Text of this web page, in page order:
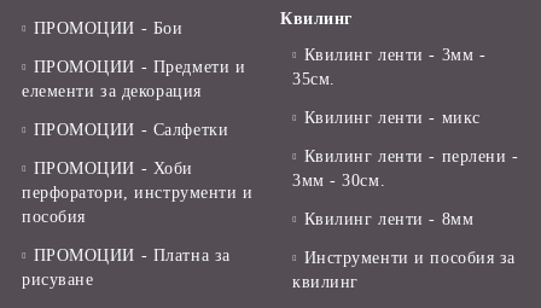
ПРОМОЦИИ - Бои
ПРОМОЦИИ - Предмети и
елементи за декорация
ПРОМОЦИИ - Салфетки
ПРОМОЦИИ - Хоби
перфоратори, инструменти и
пособия
ПРОМОЦИИ - Платна за
рисуване
Квилинг
Квилинг ленти - 3мм -
35см.
Квилинг ленти - микс
Квилинг ленти - перлени -
3мм - 30см.
Квилинг ленти - 8мм
Инструменти и пособия за
квилинг